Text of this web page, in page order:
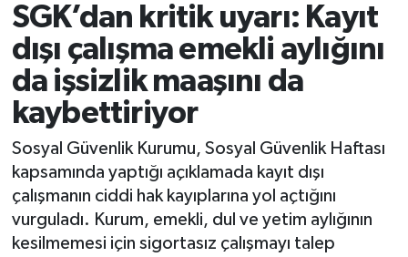
SGK’dan kritik uyarı: Kayıt
dışı çalışma emekli aylığını
da işsizlik maaşını da
kaybettiriyor
Sosyal Güvenlik Kurumu, Sosyal Güvenlik Haftası
kapsamında yaptığı açıklamada kayıt dışı
çalışmanın ciddi hak kayıplarına yol açtığını
vurguladı. Kurum, emekli, dul ve yetim aylığının
kesilmemesi için sigortasız çalışmayı talep
Tüm Manşetler
Son Dakika Haberleri
Haber Arşivi